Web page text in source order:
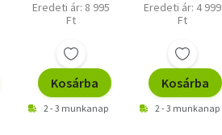
Eredeti ár: 8 995
Ft
Kosárba
2 - 3 munkanap
Eredeti ár: 4 999
Ft
Kosárba
2 - 3 munkanap